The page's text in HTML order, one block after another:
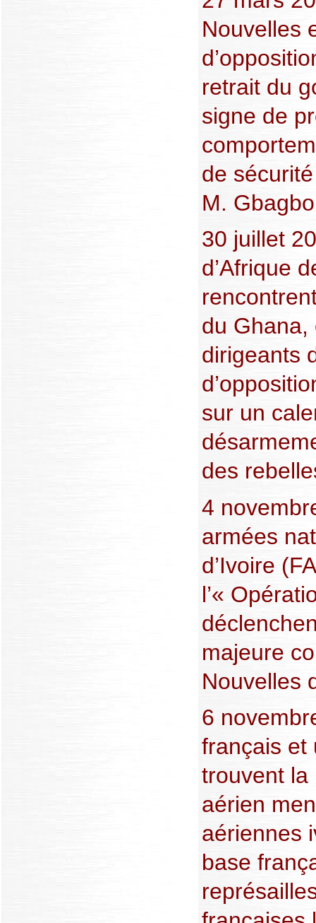
Nouvelles
retrait du
signe de
de
M.
30 juillet
d’Afrique
du Ghana,
dirigeants
sur un
des
4
armées
d’Ivoire
l’«
majeure
Nouvelles
6
français et
trouvent la
aérien
aériennes
base